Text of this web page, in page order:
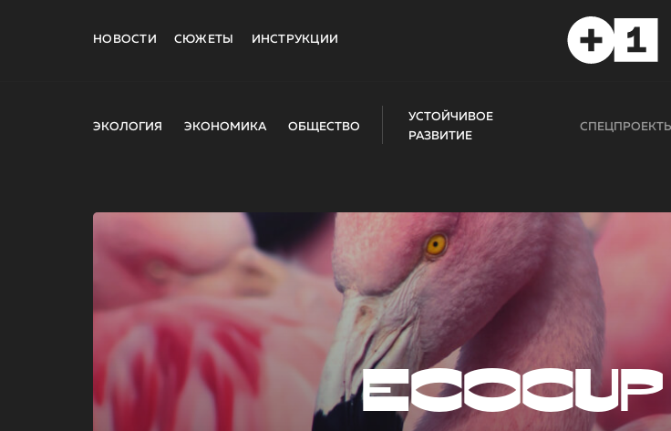
НОВОСТИ СЮЖЕТЫ ИНСТРУКЦИИ
ЭКОЛОГИЯ ЭКОНОМИКА ОБЩЕСТВО
УСТОЙЧИВОЕ
РАЗВИТИЕ
СПЕЦПРОЕКТЫ